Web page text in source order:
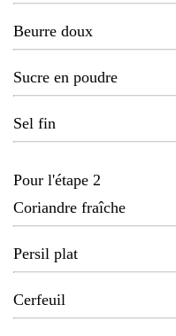
Beurre doux
Sucre en poudre
Sel fin
Pour l'étape 2
Coriandre fraîche
Persil plat
Cerfeuil